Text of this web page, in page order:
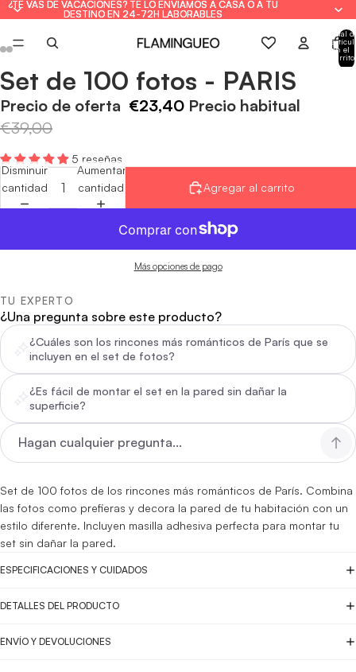
¿TE VAS DE VACACIONES? TE LO ENVIAMOS A CASA O A TU
DESTINO EN 24-72H LABORABLES
¿TE VAS DE VACACIONES? TE LO ENVIAMOS A CASA O A TU
DESTINO EN 24-72H LABORABLES
Total
en el
carrito:
Abrir
imagen
a
pantalla
Abrir
imagen
a
pantalla
Abrir
imagen
a
pantalla
Abrir
imagen
a
pantalla
Abrir
imagen
a
pantalla
Abrir
imagen
a
pantalla
Set de 100 fotos - PARIS
Precio de oferta €23,40 Precio habitual
€39,00
5 reseñas
Disminuir
cantidad
Aumentar
cantidad
Agregar al carrito
Más opciones de pago
TU EXPERTO
¿Una pregunta sobre este producto?
¿Cuáles son los rincones más románticos de París que se
incluyen en el set de fotos?
¿Es fácil de montar el set en la pared sin dañar la
superficie?
Set de 100 fotos de los rincones más románticos de París. Combina
las fotos como prefieras y decora la pared de tu habitación con un
estilo diferente. Incluyen masilla adhesiva perfecta para montar tu
set sin dañar la pared.
ESPECIFICACIONES Y CUIDADOS
DETALLES DEL PRODUCTO
ENVÍO Y DEVOLUCIONES